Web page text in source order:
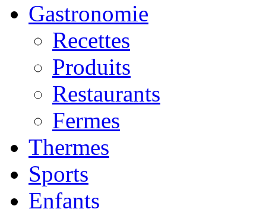
Gastronomie
Recettes
Produits
Restaurants
Fermes
Thermes
Sports
Enfants